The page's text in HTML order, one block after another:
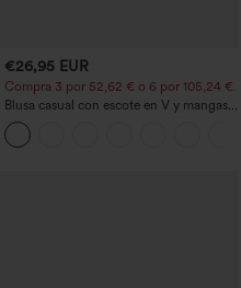
€26,95 EUR
Compra 3 por 52,62 € o 6 por 105,24 €.
Blusa casual con escote en V y mangas
cortas abullonadas